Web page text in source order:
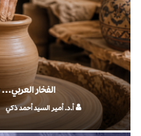
الفخار العربي…
أ.د. أمير السيد أحمد ذكي